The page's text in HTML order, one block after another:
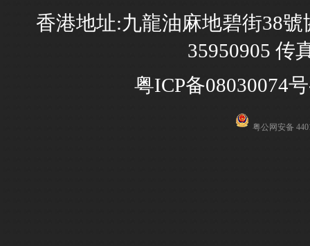
香港地址:九龍油麻地碧街38
35950905 传
粤ICP备08030074
粤公网安备